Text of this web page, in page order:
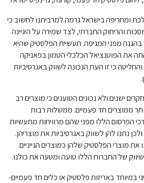
ומחריפה בישראל גרמה למרביתנו לחשוב כי
והריחוק החברתי, לצד שמירה על היגיינה
בהגנה מפני המגיפה. תעשיית הפלסטיק שהיא
את הפוטנציאל הכלכלי הטמון בפאניקה
כי זו העת הנכונה לשווק באגרסיביות
ישנים ולא נכונים הטוענים כי מוצרים רב
ממוצרים חד פעמיים. ממשלות רבות
הפרסום הללו מפני שהם מרוויחות מתעשיות
נתנו להן לשווק באגרסיביות את מוצריהן.
מוצרי הפלסטיק שלהן כמוצרים הגייניים
של החברות הללו טועה ומטעה את כולנו.
במיוחד באריזות פלסטיק או כלים חד פעמיים-